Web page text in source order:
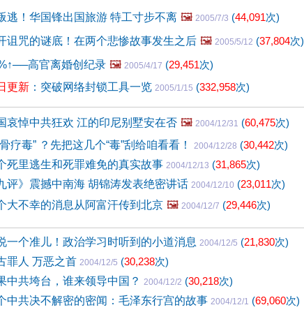
逃！华国锋出国旅游 特工寸步不离 🖼️ 2005/7/3 (44,091次)
诅咒的谜底！在两个悲惨故事发生之后 🖼️ 2005/5/12 (37,804次)
高官离婚创纪录 🖼️ 2005/4/17 (29,451次)
更新 ：突破网络封锁工具一览 2005/1/15 (332,958次)
哀悼中共狂欢 江的印尼别墅安在否 🖼️ 2004/12/31 (60,475次)
疗毒” ？先把这几个“毒”刮给咱看看！
2004/12/28 (30,442次)
死里逃生和死罪难免的真实故事 2004/12/13 (31,865次)
评》震撼中南海 胡锦涛发表绝密讲话 2004/12/10 (23,011次)
大不幸的消息从阿富汗传到北京 🖼️ 2004/12/7 (29,446次)
一个准儿！政治学习时听到的小道消息 2004/12/5 (21,830次)
罪人 万恶之首 2004/12/5 (30,238次)
中共垮台，谁来领导中国？ 2004/12/2 (30,218次)
中共决不解密的密闻：毛泽东行宫的故事 2004/12/1 (69,060次)